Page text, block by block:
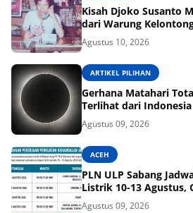
Kisah Djoko Susanto
dari Warung
Agustus 10, 2026
ARTIKEL PILIHAN
Gerhana Matahari
Terlihat dari Indonesia
Agustus 09, 2026
ACEH
PLN ULP Sabang
Listrik 10-13 Agustus,
Agustus 09, 2026